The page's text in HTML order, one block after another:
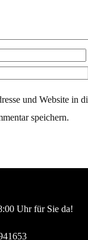
und Website in
speichern.
Uhr für Sie da!